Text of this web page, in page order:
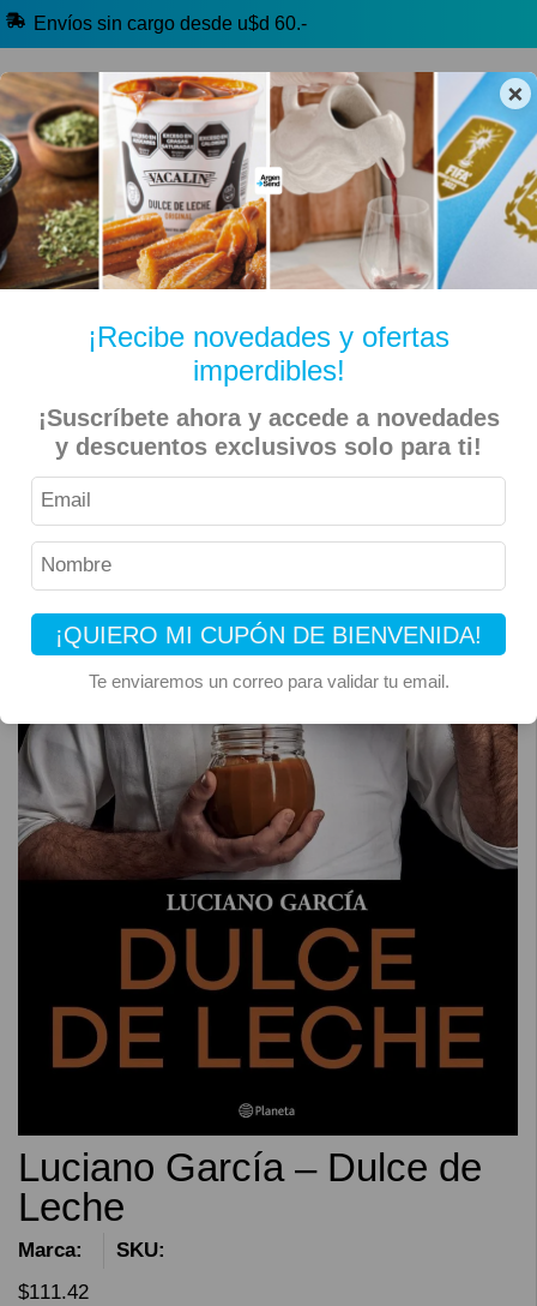
×
¡Recibe novedades y ofertas
imperdibles!
¡Suscríbete ahora y accede a novedades
y descuentos exclusivos solo para ti!
¡QUIERO MI CUPÓN DE BIENVENIDA!
Te enviaremos un correo para validar tu email.
Envíos sin cargo desde u$d 60.-
🔥 Alfajores y Golosinas
🧉 Clásicos argentinos 🏷️ Todas las categorías
Inicio Libros Luciano García – Dulce de Leche
Luciano García – Dulce de
Leche
Marca:
SKU:
$111.42